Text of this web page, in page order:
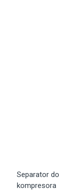
Separator do
kompresora